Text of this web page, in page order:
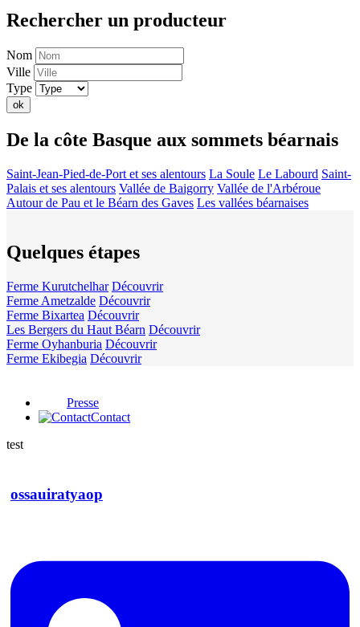
Rechercher un producteur
Nom
Ville
Type
ok
De la côte Basque aux sommets béarnais
Saint-Jean-Pied-de-Port et ses alentours La Soule Le Labourd Saint-
Palais et ses alentours Vallée de Baigorry Vallée de l'Arbéroue
Autour de Pau et le Béarn des Gaves Les vallées béarnaises
Quelques étapes
Ferme Kurutchelhar Découvrir
Ferme Ametzalde Découvrir
Ferme Bixartea Découvrir
Les Bergers du Haut Béarn Découvrir
Ferme Oyhanburia Découvrir
Ferme Ekibegia Découvrir
Presse
Contact
test
ossauiratyaop